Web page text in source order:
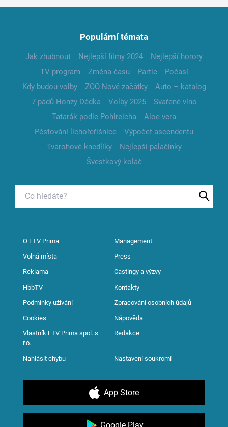
Populární témata
Jak zhubnout Nejlepší filmy 2024
Nejlepší horory
TV program
Změna času Partie
Počasí
Kdy budou volby
ZOO Nové začátky
Auto – katalog
7 pádů Honzy Dědka
Volby 2025
Svařené víno
Tatarák podle Pohlreicha
Aloe vera
Pěstování lichořeřišnice
Výpočet ascendentu
Tvarohové knedlíky
Nejlepší palačinky
Švestkový koláč
O FTV Prima Management
Volná místa Press
Reklama Castingy a výzvy
HbbTV Kontakty
Podmínky užívání Zpracování osobních údajů
Cookies Nápověda
Vlastník FTV Prima spol. s
r.o.
Redakce
Nahlásit chybu Nastavení soukromí
App Store